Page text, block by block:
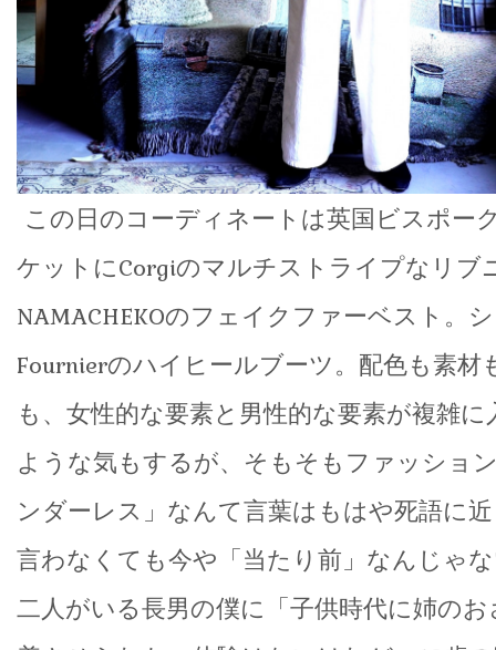
この日のコーディネートは英国ビスポー
ケットにCorgiのマルチストライプなリブ
NAMACHEKOのフェイクファーベスト。
Fournierのハイヒールブーツ。配色も素材
も、女性的な要素と男性的な要素が複雑
ような気もするが、そもそもファッショ
ンダーレス」なんて言葉はもはや死語に
言わなくても今や「当たり前」なんじゃ
二人がいる長男の僕に「子供時代に姉の